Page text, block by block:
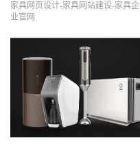
家具网页设计-家具网站建设-家具企
业官网